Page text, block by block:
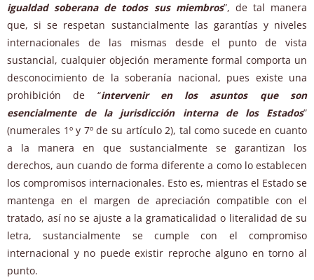
igualdad soberana de todos sus miembros”, de tal manera
que, si se respetan sustancialmente las garantías y niveles
internacionales de las mismas desde el punto de vista
sustancial, cualquier objeción meramente formal comporta un
desconocimiento de la soberanía nacional, pues existe una
prohibición de “intervenir en los asuntos que son
esencialmente de la jurisdicción interna de los Estados”
(numerales 1º y 7º de su artículo 2), tal como sucede en cuanto
a la manera en que sustancialmente se garantizan los
derechos, aun cuando de forma diferente a como lo establecen
los compromisos internacionales. Esto es, mientras el Estado se
mantenga en el margen de apreciación compatible con el
tratado, así no se ajuste a la gramaticalidad o literalidad de su
letra, sustancialmente se cumple con el compromiso
internacional y no puede existir reproche alguno en torno al
punto.